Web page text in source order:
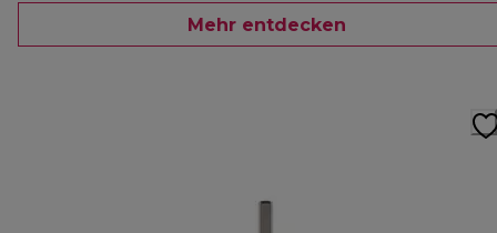
Mehr entdecken